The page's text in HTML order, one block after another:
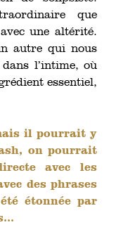
que
une altérité.
autre qui nous
l’intime, où
essentiel,
il pourrait y
on pourrait
avec les
des phrases
étonnée par